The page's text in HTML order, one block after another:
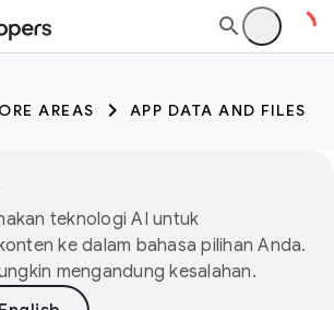
AREAS APP DATA AND FILES
teknologi AI untuk
ke dalam bahasa pilihan Anda.
mengandung kesalahan.